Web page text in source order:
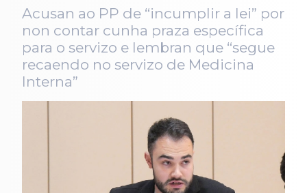
Acusan ao PP de “incumplir a lei” por
non contar cunha praza específica
para o servizo e lembran que “segue
recaendo no servizo de Medicina
Interna”